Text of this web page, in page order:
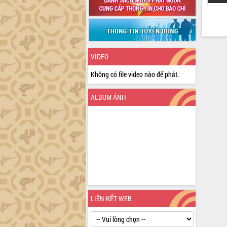
VIDEO
Không có file video nào để phát.
ALBUM ẢNH
LIÊN KẾT WEB